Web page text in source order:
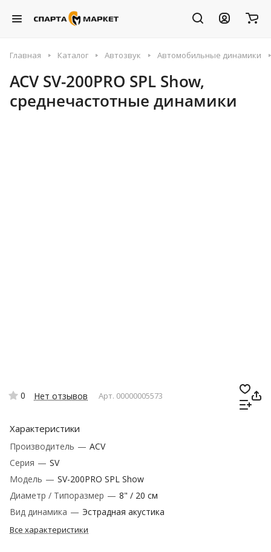
Главная Каталог Автозвук Автомобильные динамики
ACV SV-200PRO SPL Show,
среднечастотные динамики
0 Нет отзывов Арт. 00000005573
Характеристики
Производитель — ACV
Серия — SV
Модель — SV-200PRO SPL Show
Диаметр / Типоразмер — 8" / 20 см
Вид динамика — Эстрадная акустика
Все характеристики